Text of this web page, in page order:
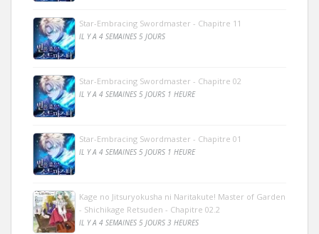
Star-Embracing Swordmaster - Chapitre 11
IL Y A 4 SEMAINES 5 JOURS
Star-Embracing Swordmaster - Chapitre 02
IL Y A 4 SEMAINES 5 JOURS 1 HEURE
Star-Embracing Swordmaster - Chapitre 01
IL Y A 4 SEMAINES 5 JOURS 1 HEURE
Kage no Jitsuryokusha ni Naritakute! Master of Garden
- Shichikage Retsuden - Chapitre 02.2
IL Y A 4 SEMAINES 5 JOURS 3 HEURES